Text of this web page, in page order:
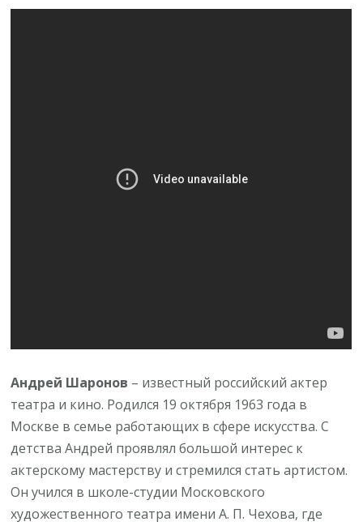
Андрей Шаронов – известный российский актер
театра и кино. Родился 19 октября 1963 года в
Москве в семье работающих в сфере искусства. С
детства Андрей проявлял большой интерес к
актерскому мастерству и стремился стать артистом.
Он учился в школе-студии Московского
художественного театра имени А. П. Чехова, где